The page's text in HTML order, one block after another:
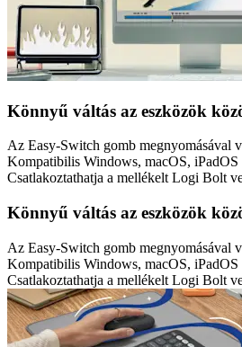
Könnyű váltás az eszközök
Az Easy-Switch gomb megnyomásával
Kompatibilis Windows, macOS, iPadOS
Csatlakoztathatja a mellékelt Logi Bolt
Könnyű váltás az eszközök
Az Easy-Switch gomb megnyomásával
Kompatibilis Windows, macOS, iPadOS
Csatlakoztathatja a mellékelt Logi Bolt